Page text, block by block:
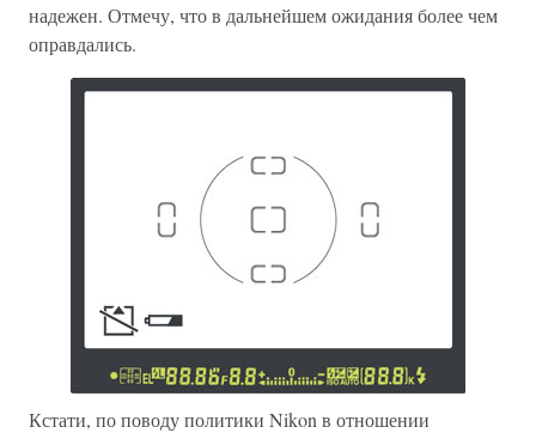
надежен. Отмечу, что в дальнейшем ожидания более чем
оправдались.
Кстати, по поводу политики Nikon в отношении